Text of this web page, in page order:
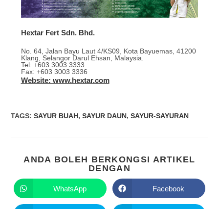
Hextar Fert Sdn. Bhd.
No. 64, Jalan Bayu Laut 4/KS09, Kota Bayuemas, 41200
Klang, Selangor Darul Ehsan, Malaysia.
Tel: +603 3003 3333
Fax: +603 3003 3336
Website: www.hextar.com
TAGS:SAYUR BUAH, SAYUR DAUN, SAYUR-SAYURAN
ANDA BOLEH BERKONGSI ARTIKEL
DENGAN
WhatsApp Facebook